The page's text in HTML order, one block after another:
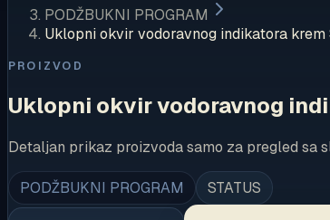
PODŽBUKNI PROGRAM
Uklopni okvir vodoravnog indikatora krem
PROIZVOD
Uklopni okvir vodoravnog
Detaljan prikaz proizvoda samo za pregled sa
PODŽBUKNI PROGRAM STATUS